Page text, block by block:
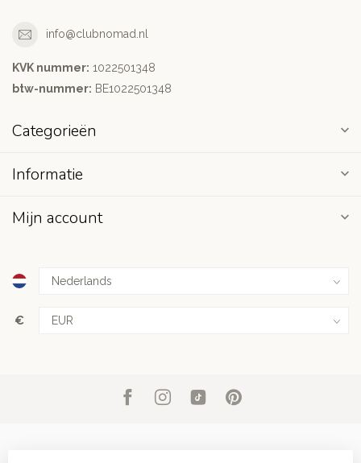
info@clubnomad.nl
KVK nummer: 1022501348
btw-nummer: BE1022501348
Categorieën
Informatie
Mijn account
€